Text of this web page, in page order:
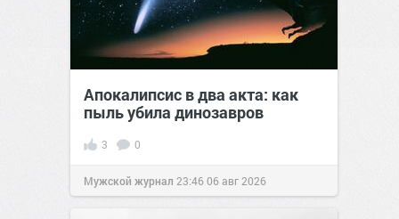
Апокалипсис в два акта: как
пыль убила динозавров
3 0
Мужской журнал 23:4606 авг 2026